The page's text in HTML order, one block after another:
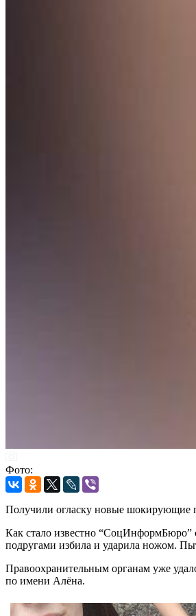
Фото:
Получили огласку новые шокирующие
Как стало известно “СоцИнформБюро”
подругами избила и ударила ножом.
Правоохранительным органам уже
по имени Алёна.